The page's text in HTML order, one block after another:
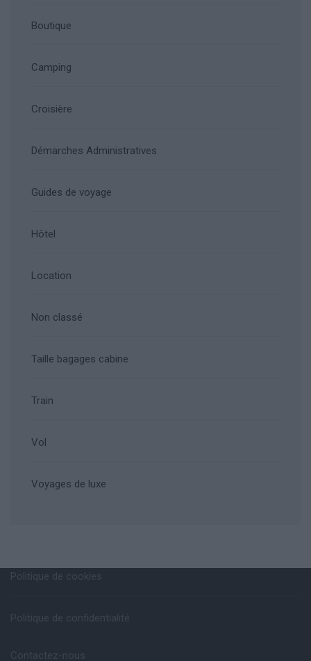
Boutique
Camping
Croisière
Démarches Administratives
Guides de voyage
Hôtel
Location
Non classé
Taille bagages cabine
Train
Vol
Voyages de luxe